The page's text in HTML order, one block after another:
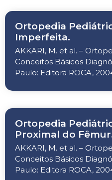
Ortopedia
Imperfeita.
AKKARI, M. et al. –
Conceitos Básicos
Paulo: Editora ROCA,
Ortopedia
Proximal do
AKKARI, M. et al. –
Conceitos Básicos
Paulo: Editora ROCA,